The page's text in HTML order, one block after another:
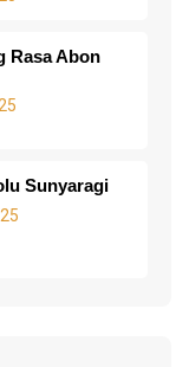
Rasa Abon
Sunyaragi